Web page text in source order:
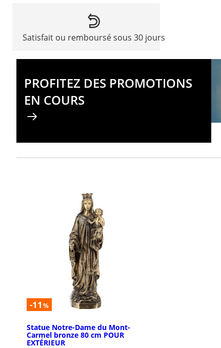
Satisfait ou remboursé sous 30 jours
PROFITEZ DES PROMOTIONS
EN COURS
-11 %
Statue Notre-Dame du Mont-
Carmel bronze 80 cm POUR
EXTÉRIEUR